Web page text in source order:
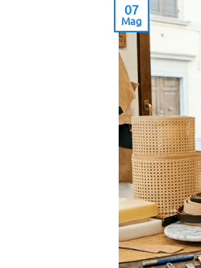
07
Mag